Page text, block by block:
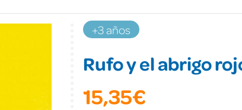
+3 años
Rufo y el abrigo
15,35€